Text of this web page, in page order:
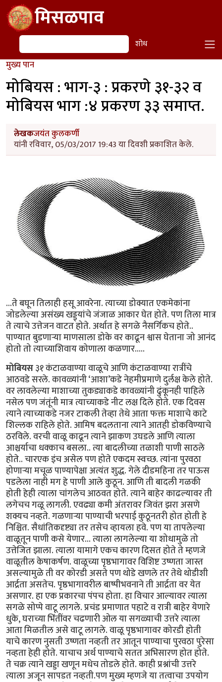
Skip to main contentमिसळपाव
शोध शोध
मुख्य पान
मोबियस : भाग-३ : प्रकरणे ३१-३२ व
मोबियस भाग :४ प्रकरण ३३ समाप्त.
लेखकजयंत कुलकर्णी
यांनी रविवार, 05/03/2017 19:43 या दिवशी प्रकाशित केले.
...ते बघून तिलाही हसू आवरेना. त्याच्या डोक्यात एकमेकांना
जोडलेल्या असंख्य खड्ड्यांचे जंजाळ आकार घेत होते. पण तिला मात्र
ते त्याचे उत्तेजन वाटत होते. अर्थात हे सगळे नैसर्गिकच होते..
पाण्यात बुडणार्‍या माणसाला डोके वर काढून श्वास घेताना जो आनंद
होतो तो त्याच्याशिवाय कोणाला कळणार.....
मोबियस३१ कंटाळवाण्या वाळूचे आणि कंटाळवाण्या रात्रींचे
आठवडे सरले. कावळ्यांनी ‘आशा’कडे नेहमीप्रमाणे दुर्लक्ष केले होते.
वर लावलेल्या माशाच्या तुकड्याकडे कावळ्यांनी ढुंकूनही पाहिले
नसेल पण जंतूंनी मात्र त्याच्याकडे नीट लक्ष दिले होते. एक दिवस
त्याने त्याच्याकडे नजर टाकली तेव्हा तेथे आता फक्त माशाचे काटे
शिल्लक राहिले होते. आमिष बदलताना त्याने आतही डोकविण्याचे
ठरविले. वरची वाळू काढून त्याने झाकण उघडले आणि त्याला
आश्चर्याचा धक्काच बसला.. त्या बादलीच्या तळाशी पाणी साठले
होते.. चारएक इंच असेल पण होते एकदम स्वच्छ. त्यांना पुरवठा
होणार्‍या मचूळ पाण्यापेक्षा अत्यंत शुद्ध. गेले दीडमहिना तर पाऊस
पडलेला नाही मग हे पाणी आले कुठून. आणि ती बादली गळकी
होती हेही त्याला चांगलेच आठवत होते. त्याने बाहेर काढल्यावर ती
लगेचच गळू लागली. एवढ्या कमी अंतरावर जिवंत झरा असणे
शक्यच नव्हते. गळणार्‍या पाण्याची भरपाई कुठूनतरी होत होती हे
निश्चित. सैधांतिकदृष्ट्या तर तसेच व्हायला हवे. पण या तापलेल्या
वाळूतून पाणी कसे येणार... त्याला लागलेल्या या शोधामुळे तो
उत्तेजित झाला. त्याला यामागे एकच कारण दिसत होते ते म्हणजे
वाळूतील केषाकर्षण. वाळूच्या पृष्ठभागावर विशिष्ट उष्णता जास्त
असल्यामुळे ती वर कोरडी असते पण थोडे खणले तर तेथे थोडीशी
आर्द्रता असतेच. पृष्ठभागावरील बाष्पीभवनाने ती आर्द्रता वर येत
असणार. हा एक प्रकारचा पंपच होता. हा विचार आल्यावर त्याला
सगळे सोप्पे वाटू लागले. प्रचंड प्रमाणात पहाटे व रात्री बाहेर येणारे
धुके, घराच्या भिंतींवर चढणारी ओल या सगळ्याची उत्तरे त्याला
आता मिळतील असे वाटू लागले. वाळू पृष्ठभागावर कोरडी होती
याचे कारण नुसती उष्णता नव्हती तर आतून पाण्याचा पुरवठा पुरेसा
नव्हता हेही होते. याचाच अर्थ पाण्याचे सतत अभिसारण होत होते.
ते चक्र त्याने खड्डा खणून मधेच तोडले होते. काही प्रश्नांची उत्तरे
त्याला अजून सापडत नव्हती.पण मुख्य म्हणजे या तत्वाचा उपयोग